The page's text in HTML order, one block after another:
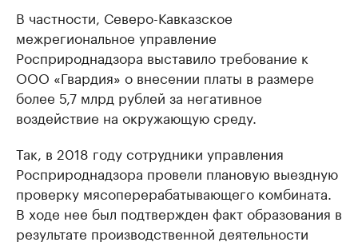
В частности, Северо-Кавказское
межрегиональное управление
Росприроднадзора выставило требование к
ООО «Гвардия» о внесении платы в размере
более 5,7 млрд рублей за негативное
воздействие на окружающую среду.
Так, в 2018 году сотрудники управления
Росприроднадзора провели плановую выездную
проверку мясоперерабатывающего комбината.
В ходе нее был подтвержден факт образования в
результате производственной деятельности